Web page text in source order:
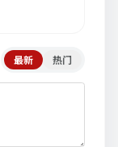
最新 热门